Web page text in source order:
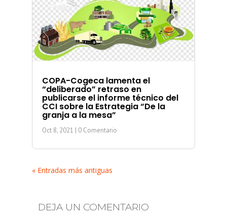
COPA-Cogeca lamenta el
“deliberado” retraso en
publicarse el informe técnico del
CCI sobre la Estrategia “De la
granja a la mesa”
Oct 8, 2021 | 0 Comentario
« Entradas más antiguas
DEJA UN COMENTARIO